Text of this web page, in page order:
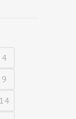
4
9
14